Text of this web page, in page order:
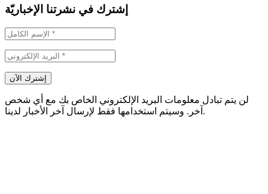
إشترك في نشرتنا الإخباريّة
لن يتم تبادل معلومات البريد الإلكتروني الخاص بك مع أي شخص
آخر. وسيتم استخدامها فقط لإرسال آخر الأخبار لدينا.